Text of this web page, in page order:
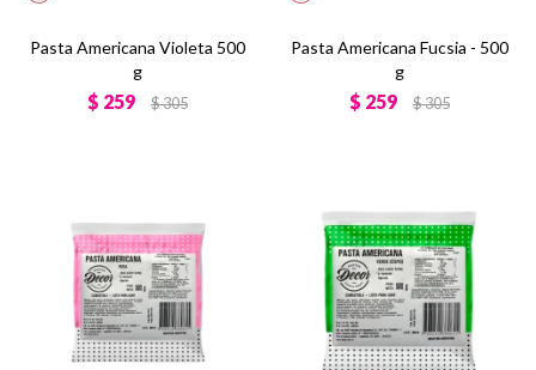
Pasta Americana Violeta 500
g
$ 259 $305
Pasta Americana Fucsia - 500
g
$ 259 $305